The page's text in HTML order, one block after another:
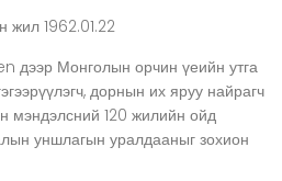
жил 1962.01.22
дээр Монголын орчин үеийн утга
дорнын их яруу найрагч
мэндэлсний 120 жилийн ойд
уншлагын уралдааныг зохион